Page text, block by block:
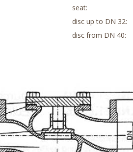
seat:
disc up to DN 32:
disc from DN 40: